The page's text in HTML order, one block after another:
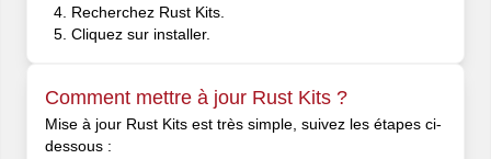
Recherchez Rust Kits.
Cliquez sur installer.
Comment mettre à jour Rust Kits ?
Mise à jour Rust Kits est très simple, suivez les étapes ci-
dessous :